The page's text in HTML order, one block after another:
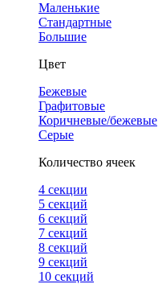
Маленькие
Стандартные
Большие
Цвет
Бежевые
Графитовые
Коричневые/бежевые
Серые
Количество ячеек
4 cекции
5 секций
6 секций
7 секций
8 секций
9 секций
10 секций